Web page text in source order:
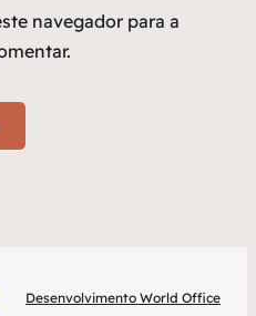
navegador para a
Desenvolvimento World Office